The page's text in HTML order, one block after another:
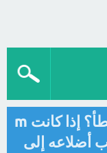
هل العبارة التالية صواب أم خطأ؟ إذا كانت m
إلى